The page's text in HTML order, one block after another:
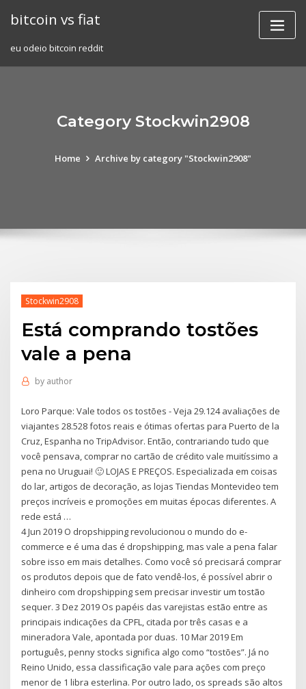
bitcoin vs fiat
eu odeio bitcoin reddit
Category Stockwin2908
Home Archive by category "Stockwin2908"
Stockwin2908
Está comprando tostões
vale a pena
by author
Loro Parque: Vale todos os tostões - Veja 29.124 avaliações de
viajantes 28.528 fotos reais e ótimas ofertas para Puerto de la
Cruz, Espanha no TripAdvisor. Então, contrariando tudo que
você pensava, comprar no cartão de crédito vale muitíssimo a
pena no Uruguai! 🙂 LOJAS E PREÇOS. Especializada em coisas
do lar, artigos de decoração, as lojas Tiendas Montevideo tem
preços incríveis e promoções em muitas épocas diferentes. A
rede está …
4 Jun 2019 O dropshipping revolucionou o mundo do e-
commerce e é uma das é dropshipping, mas vale a pena falar
sobre isso em mais detalhes. Como você só precisará comprar
os produtos depois que de fato vendê-los, é possível abrir o
dinheiro com dropshipping sem precisar investir um tostão
sequer. 3 Dez 2019 Os papéis das varejistas estão entre as
principais indicações da CPFL, citada por três casas e a
mineradora Vale, apontada por duas. 10 Mar 2019 Em
português, penny stocks significa algo como “tostões”. Já no
Reino Unido, essa classificação vale para ações com preço
menor de 1 libra esterlina. Por outro lado, os spreads são altos